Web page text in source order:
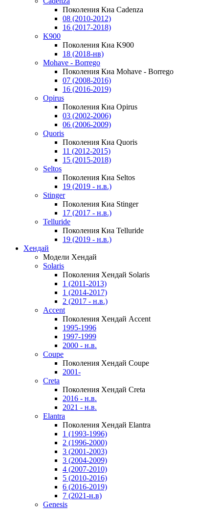
Поколения Киа Cadenza
08 (2010-2012)
16 (2017-2018)
K900
Поколения Киа K900
18 (2018-нв)
Mohave - Borrego
Поколения Киа Mohave - Borrego
07 (2008-2016)
16 (2016-2019)
Opirus
Поколения Киа Opirus
03 (2002-2006)
06 (2006-2009)
Quoris
Поколения Киа Quoris
11 (2012-2015)
15 (2015-2018)
Seltos
Поколения Киа Seltos
19 (2019 - н.в.)
Stinger
Поколения Киа Stinger
17 (2017 - н.в.)
Telluride
Поколения Киа Telluride
19 (2019 - н.в.)
Хендай
Модели Хендай
Solaris
Поколения Хендай Solaris
1 (2011-2013)
1 (2014-2017)
2 (2017 - н.в.)
Accent
Поколения Хендай Accent
1995-1996
1997-1999
2000 - н.в.
Coupe
Поколения Хендай Coupe
2001-
Creta
Поколения Хендай Creta
2016 - н.в.
2021 - н.в.
Elantra
Поколения Хендай Elantra
1 (1993-1996)
2 (1996-2000)
3 (2001-2003)
3 (2004-2009)
4 (2007-2010)
5 (2010-2016)
6 (2016-2019)
7 (2021-н.в)
Genesis